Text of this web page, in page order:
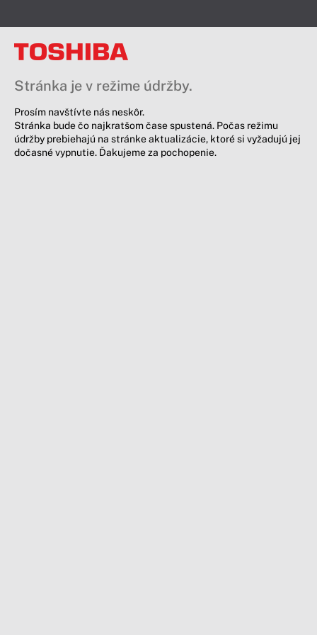
Stránka je v režime údržby.
Prosím navštívte nás neskôr.
Stránka bude čo najkratšom čase spustená. Počas režimu
údržby prebiehajú na stránke aktualizácie, ktoré si vyžadujú jej
dočasné vypnutie. Ďakujeme za pochopenie.